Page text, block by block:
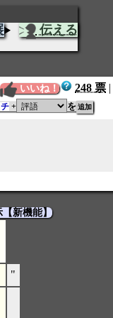
伝える
いいね！ 248 票 |
+
を
【新機能】
"